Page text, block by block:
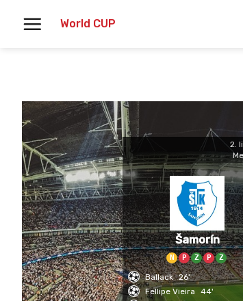
World CUP
2.
Šamorín
N P Z P Z
Ballack 26'
Fellipe Vieira
44'